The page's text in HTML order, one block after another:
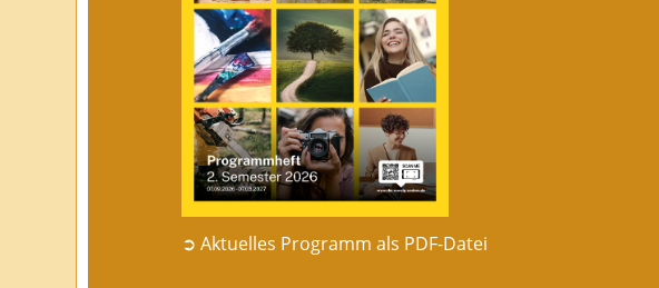
➲ Aktuelles Programm als PDF-Datei